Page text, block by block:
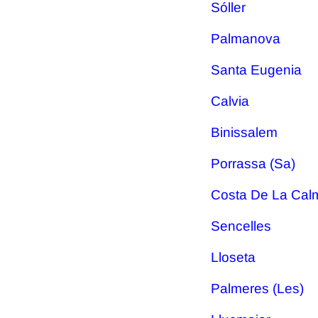
Sóller
Palmanova
Santa Eugenia
Calvia
Binissalem
Porrassa (Sa)
Costa De La
Sencelles
Lloseta
Palmeres (Les)